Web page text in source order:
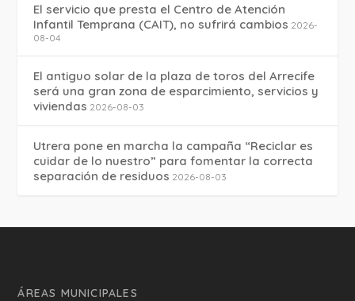
El servicio que presta el Centro de Atención
Infantil Temprana (CAIT), no sufrirá cambios 2026-
08-04
El antiguo solar de la plaza de toros del Arrecife
será una gran zona de esparcimiento, servicios y
viviendas 2026-08-03
Utrera pone en marcha la campaña “Reciclar es
cuidar de lo nuestro” para fomentar la correcta
separación de residuos 2026-08-03
ÁREAS MUNICIPALES